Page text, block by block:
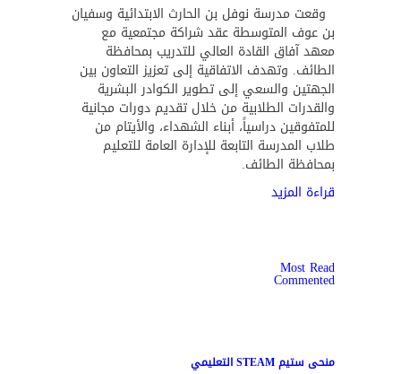
وقعت مدرسة نوفل بن الحارث الابتدائية وسفيان
بن عوف المتوسطة عقد شراكة مجتمعية مع
معهد آفاق القادة العالي للتدريب بمحافظة
الطائف. وتهدف الاتفاقية إلى تعزيز التعاون بين
الجهتين والسعي إلى تطوير الكوادر البشرية
والقدرات الطلابية من خلال تقديم دورات مجانية
للمتفوقين دراسياً، أبناء الشهداء، والأيتام من
طلاب المدرسة التابعة للإدارة العامة للتعليم
بمحافظة الطائف.
قراءة المزيد
Most Read
Commented
منحى ستيم STEAM التعليمي